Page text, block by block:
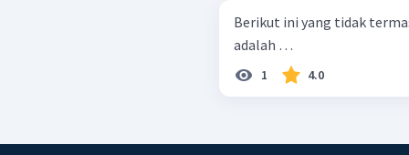
Berikut ini yang tidak
adalah …
1 4.0